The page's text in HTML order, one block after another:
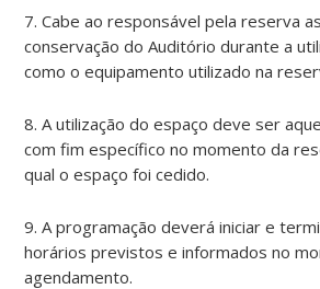
7. Cabe ao responsável pela reserva
conservação do Auditório durante a
como o equipamento utilizado na
8. A utilização do espaço deve ser
com fim específico no momento da
qual o espaço foi cedido.
9. A programação deverá iniciar e
horários previstos e informados no
agendamento.